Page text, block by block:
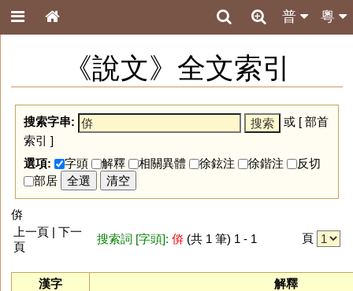
粵
普
《說文》全文索引
搜索字串: 或 [ 部首
索引 ]
選項:
字頭 解釋 相關異體 徐鉉注 徐鍇注
反切
部居
全選 清空
㑞
上一頁 | 下一
頁
搜索詞 [字頭]: 㑞(共 1 筆) 1 - 1 頁
漢字 解釋